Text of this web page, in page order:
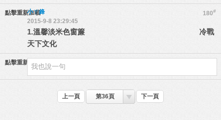
點擊重新加載 180#
小ㄚ鋒
2015-9-8 23:29:45
1.溫馨淡米色窗簾 冷戰
天下文化
點擊重新加載
上一頁 第36頁 下一頁